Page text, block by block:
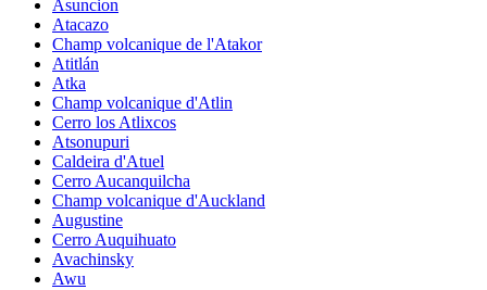
Asuncion
Atacazo
Champ volcanique de l'Atakor
Atitlán
Atka
Champ volcanique d'Atlin
Cerro los Atlixcos
Atsonupuri
Caldeira d'Atuel
Cerro Aucanquilcha
Champ volcanique d'Auckland
Augustine
Cerro Auquihuato
Avachinsky
Awu